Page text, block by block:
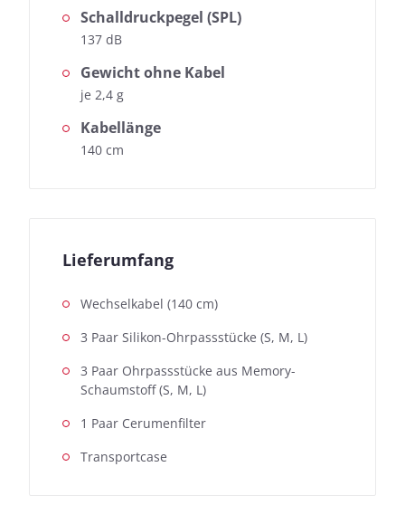
Schalldruckpegel (SPL)
137 dB
Gewicht ohne Kabel
je 2,4 g
Kabellänge
140 cm
Lieferumfang
Wechselkabel (140 cm)
3 Paar Silikon-Ohrpassstücke (S, M, L)
3 Paar Ohrpassstücke aus Memory-
Schaumstoff (S, M, L)
1 Paar Cerumenfilter
Transportcase